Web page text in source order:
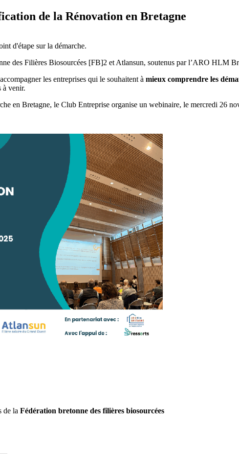
de la Rénovation en Bretagne
d'étape sur la démarche.
des Filières Biosourcées [FB]2 et Atlansun, soutenus par l’ARO HLM
les entreprises qui le souhaitent à mieux comprendre les
à venir.
en Bretagne, le Club Entreprise organise un webinaire, le mercredi 26
de la Fédération bretonne des filières biosourcées